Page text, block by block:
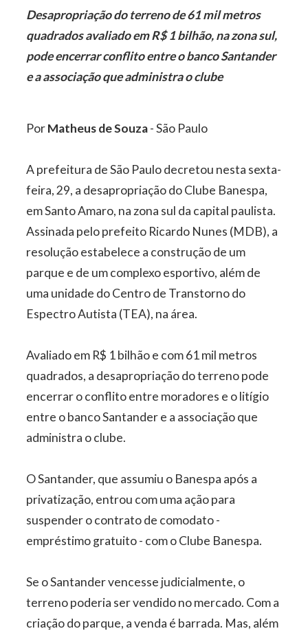
Desapropriação do terreno de 61 mil metros
quadrados avaliado em R$ 1 bilhão, na zona sul,
pode encerrar conflito entre o banco Santander
e a associação que administra o clube
PorMatheus de Souza- São Paulo
A prefeitura de São Paulo decretou nesta sexta-
feira, 29, a desapropriação do Clube Banespa,
em Santo Amaro, na zona sul da capital paulista.
Assinada pelo prefeito Ricardo Nunes (MDB), a
resolução estabelece a construção de um
parque e de um complexo esportivo, além de
uma unidade do Centro de Transtorno do
Espectro Autista (TEA), na área.
Avaliado em R$ 1 bilhão e com 61 mil metros
quadrados, a desapropriação do terreno pode
encerrar o conflito entre moradores e o litígio
entre o banco Santander e a associação que
administra o clube.
O Santander, que assumiu o Banespa após a
privatização, entrou com uma ação para
suspender o contrato de comodato -
empréstimo gratuito - com o Clube Banespa.
Se o Santander vencesse judicialmente, o
terreno poderia ser vendido no mercado. Com a
criação do parque, a venda é barrada. Mas, além